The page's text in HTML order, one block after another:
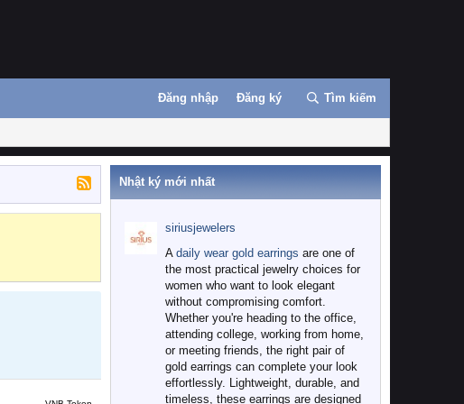
Đăng nhập Đăng ký Tìm kiếm
Nhật ký mới nhất
siriusjewelers
A daily wear gold earrings are one of
the most practical jewelry choices for
women who want to look elegant
without compromising comfort.
Whether you're heading to the office,
attending college, working from home,
or meeting friends, the right pair of
gold earrings can complete your look
effortlessly. Lightweight, durable, and
timeless, these earrings are designed